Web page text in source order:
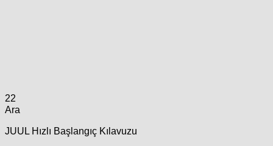
22
Ara
JUUL Hızlı Başlangıç ​​Kılavuzu